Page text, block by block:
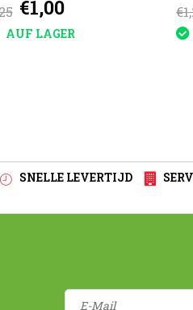
€1,00
AUF LAGER
SNELLE LEVERTIJD